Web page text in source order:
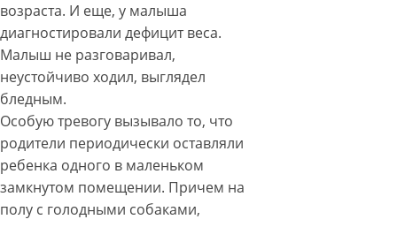
возраста. И еще, у малыша
диагностировали дефицит веса.
Малыш не разговаривал,
неустойчиво ходил, выглядел
бледным.
Особую тревогу вызывало то, что
родители периодически оставляли
ребенка одного в маленьком
замкнутом помещении. Причем на
полу с голодными собаками,